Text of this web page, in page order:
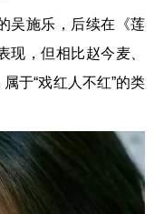
吴施乐，后续在《莲
现，但相比赵今麦、
于“戏红人不红”的类